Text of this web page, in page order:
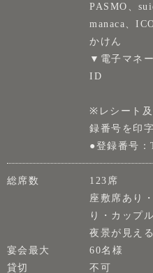
PASMO、
manaca、
かけん
▼電子マネー
ID
※レシート
録番号を印
●登録番号：
総席数
123席
座敷席あり
り・カップ
夜景が見える
宴会最大
60名様
貸切
不可